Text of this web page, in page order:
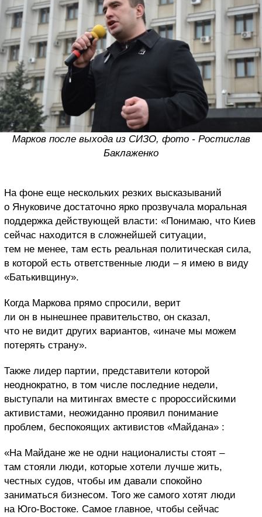
Марков после выхода из СИЗО, фото - Ростислав
Баклаженко
На фоне еще нескольких резких высказываний
о Януковиче достаточно ярко прозвучала моральная
поддержка действующей власти: «Понимаю, что Киев
сейчас находится в сложнейшей ситуации,
тем не менее, там есть реальная политическая сила,
в которой есть ответственные люди – я имею в виду
«Батькивщину».
Когда Маркова прямо спросили, верит
ли он в нынешнее правительство, он сказал,
что не видит других вариантов, «иначе мы можем
потерять страну».
Также лидер партии, представители которой
неоднократно, в том числе последние недели,
выступали на митингах вместе с пророссийскими
активистами, неожиданно проявил понимание
проблем, беспокоящих активистов «Майдана» :
«На Майдане же не одни националисты стоят –
там стояли люди, которые хотели лучше жить,
честных судов, чтобы им давали спокойно
заниматься бизнесом. Того же самого хотят люди
на Юго-Востоке. Самое главное, чтобы сейчас